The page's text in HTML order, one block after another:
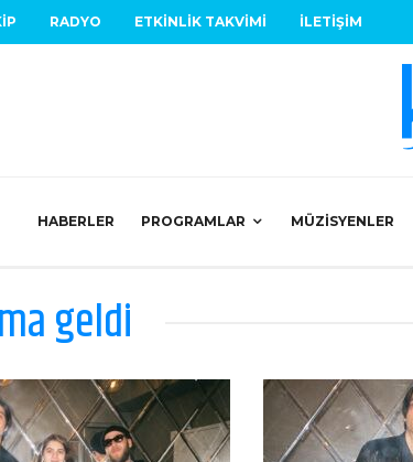
RADYO ETKINLIK TAKVIMI İLETIŞIM
HABERLER PROGRAMLAR MÜZISYENLER
geldi